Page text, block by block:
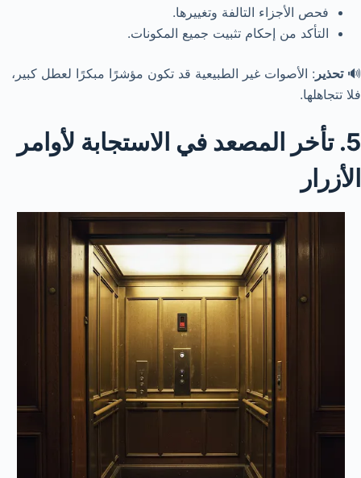
فحص الأجزاء التالفة وتغييرها.
التأكد من إحكام تثبيت جميع المكونات.
🔊تحذير : الأصوات غير الطبيعية قد تكون مؤشرًا مبكرًا لعطل كبير،
فلا تتجاهلها.
5. تأخر المصعد في الاستجابة لأوامر
الأزرار